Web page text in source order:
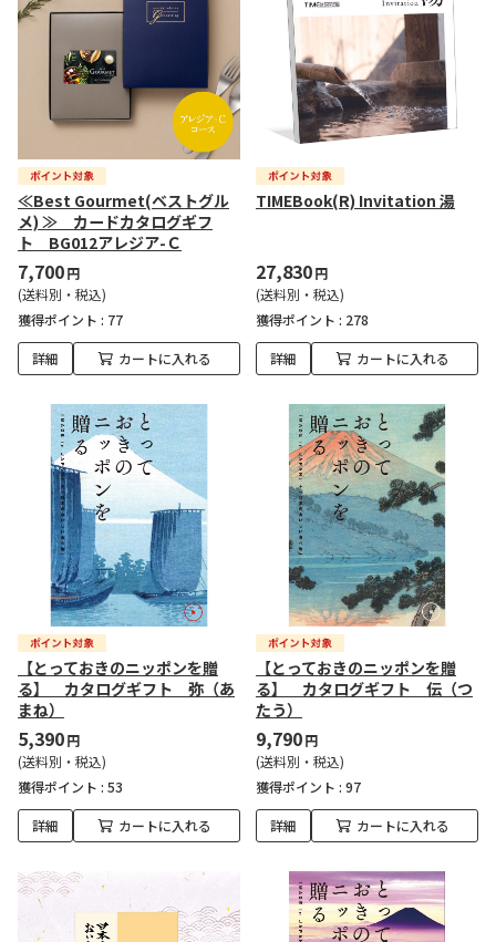
≪Best Gourmet(ベストグル
メ) ≫ カードカタログギフ
ト BG012アレジア-Ｃ
7,700円
(送料別・税込)
獲得ポイント : 77
詳細 カートに入れる
TIMEBook(R) Invitation 湯
27,830円
(送料別・税込)
獲得ポイント : 278
詳細 カートに入れる
【とっておきのニッポンを贈
る】 カタログギフト 弥（あ
まね）
5,390円
(送料別・税込)
獲得ポイント : 53
詳細 カートに入れる
【とっておきのニッポンを贈
る】 カタログギフト 伝（つ
たう）
9,790円
(送料別・税込)
獲得ポイント : 97
詳細 カートに入れる